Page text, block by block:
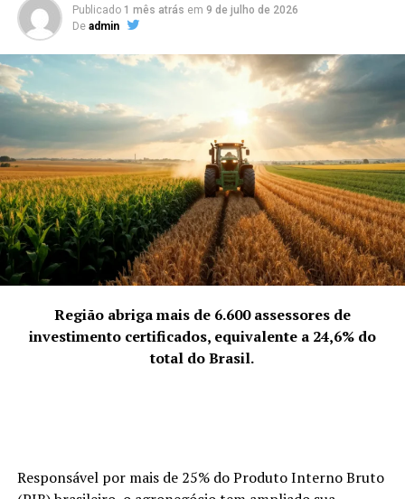
Publicado 1 mês atrás em 9 de julho de 2026
De admin
Região abriga mais de 6.600 assessores de
investimento certificados, equivalente a 24,6% do
total do Brasil.
Responsável por mais de 25% do Produto Interno Bruto